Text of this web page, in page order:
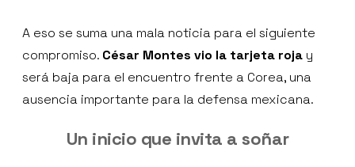
A eso se suma una mala noticia para el siguiente
compromiso. César Montes vio la tarjeta roja y
será baja para el encuentro frente a Corea, una
ausencia importante para la defensa mexicana.
Un inicio que invita a soñar